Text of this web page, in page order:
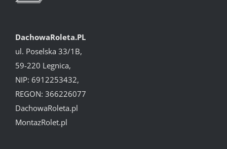
DachowaRoleta.PL
ul. Poselska 33/1B,
59-220 Legnica,
NIP: 6912253432,
REGON: 366226077
DachowaRoleta.pl
MontazRolet.pl